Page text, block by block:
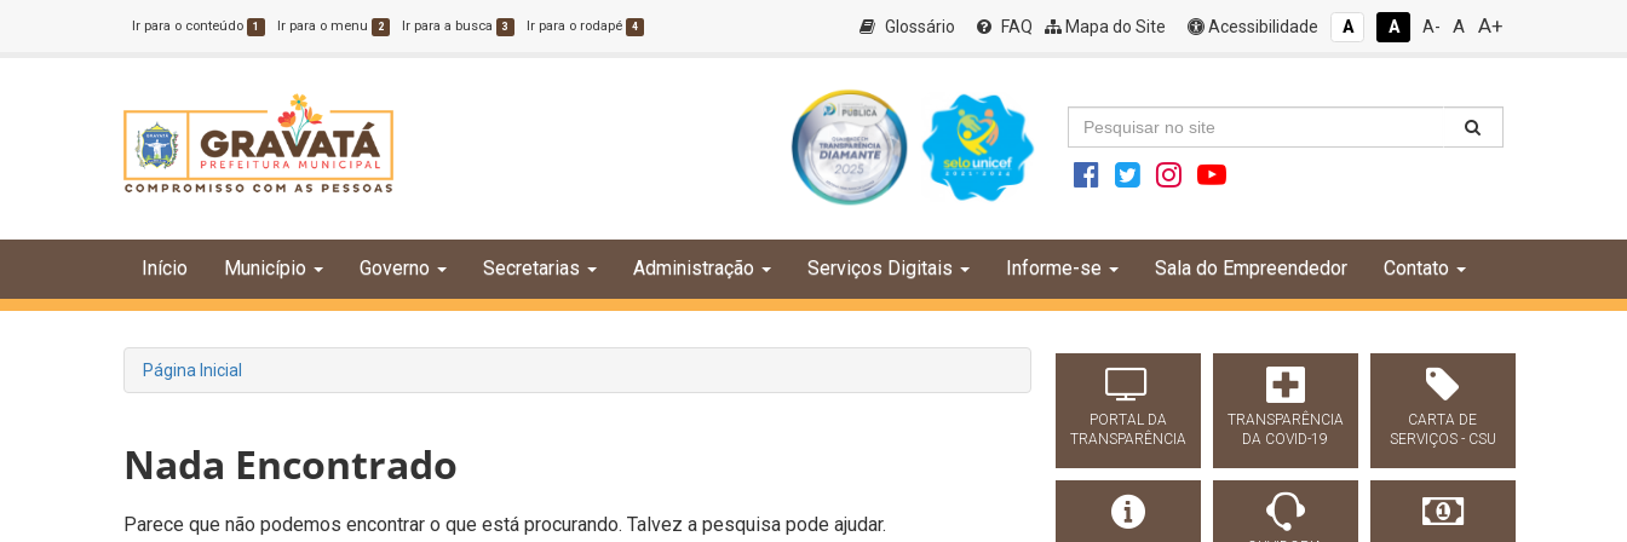
Ir para o conteúdo 1 Ir para o menu 2 Ir para a busca 3 Ir para o rodapé 4 Glossário FAQ Mapa do Site Acessibilidade A A A- A A+
Início Município Governo Secretarias Administração Serviços Digitais Informe-se Sala do Empreendedor Contato
Página Inicial
Nada Encontrado
Parece que não podemos encontrar o que está procurando. Talvez a pesquisa pode ajudar.
PORTAL DA
TRANSPARÊNCIA
TRANSPARÊNCIA
DA COVID-19
CARTA DE
SERVIÇOS - CSU